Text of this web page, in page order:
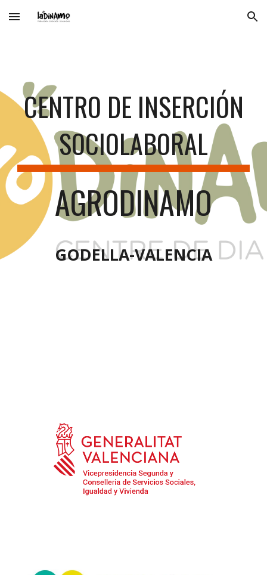
Skip to main content Skip to navigation
CENTRO DE INSERCIÓN
SOCIOLABORAL
AGRODINAMO
GODELLA-VALENCIA